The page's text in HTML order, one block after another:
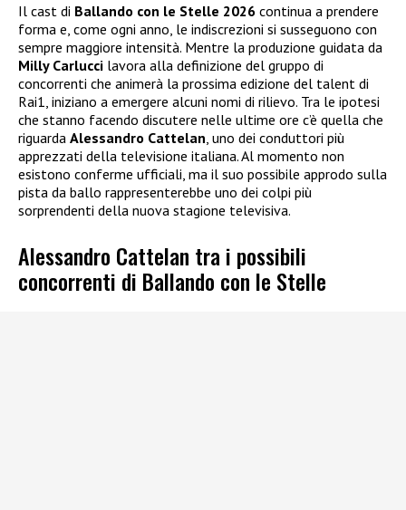
Il cast di Ballando con le Stelle 2026 continua a prendere
forma e, come ogni anno, le indiscrezioni si susseguono con
sempre maggiore intensità. Mentre la produzione guidata da
Milly Carlucci lavora alla definizione del gruppo di
concorrenti che animerà la prossima edizione del talent di
Rai1, iniziano a emergere alcuni nomi di rilievo. Tra le ipotesi
che stanno facendo discutere nelle ultime ore c’è quella che
riguarda Alessandro Cattelan , uno dei conduttori più
apprezzati della televisione italiana. Al momento non
esistono conferme ufficiali, ma il suo possibile approdo sulla
pista da ballo rappresenterebbe uno dei colpi più
sorprendenti della nuova stagione televisiva.
Alessandro Cattelan tra i possibili
concorrenti di Ballando con le Stelle